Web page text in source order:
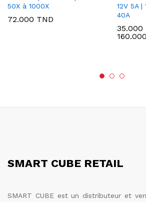
50X à 1000X
72.000 TND
12V 5A |
40A
35.000
160.000
SMART CUBE RETAIL
SMART CUBE est un distributeur et